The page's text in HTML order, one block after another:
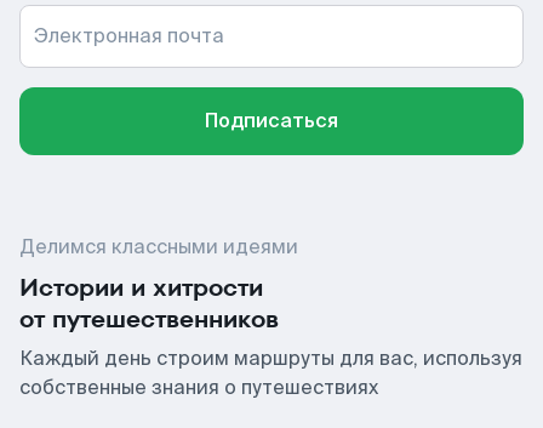
Электронная почта
Подписаться
Делимся классными идеями
Истории и хитрости
от путешественников
Каждый день строим маршруты для вас, используя
собственные знания о путешествиях